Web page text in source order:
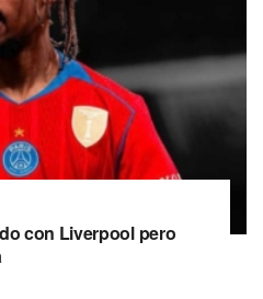
con Liverpool pero